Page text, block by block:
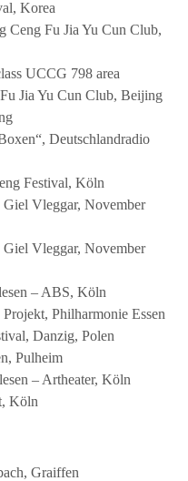
Korea
Ceng Fu Jia Yu Cun Club,
UCCG 798 area
Jia Yu Cun Club, Beijing
Deutschlandradio
Festival, Köln
Vleggar, November
Vleggar, November
– ABS, Köln
Philharmonie Essen
Danzig, Polen
Pulheim
– Artheater, Köln
Köln
Graiffen